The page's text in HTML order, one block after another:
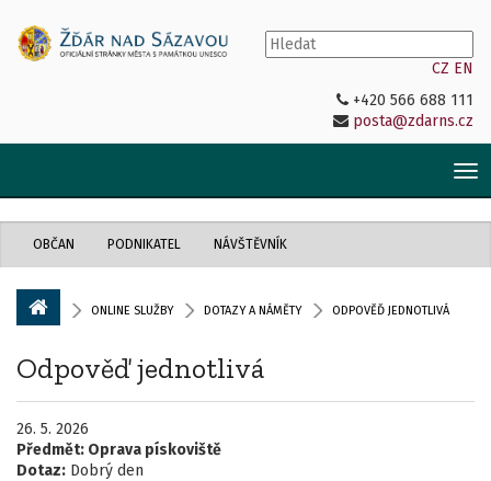
CZ EN
+420 566 688 111
posta@zdarns.cz
OBČAN PODNIKATEL NÁVŠTĚVNÍK
ONLINE SLUŽBY DOTAZY A NÁMĚTY ODPOVĚĎ JEDNOTLIVÁ
Odpověď jednotlivá
26. 5. 2026
Předmět: Oprava pískoviště
Dotaz: Dobrý den